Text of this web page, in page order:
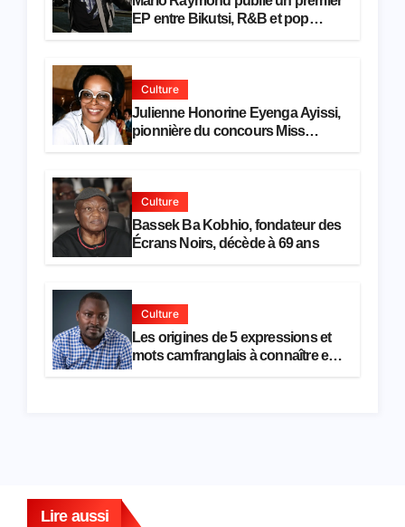
EP entre Bikutsi, R&B et pop
Culture
Julienne Honorine Eyenga Ayissi,
pionnière du concours Miss
Culture
Bassek Ba Kobhio, fondateur des
Écrans Noirs, décède à 69 ans
Culture
Les origines de 5 expressions et
mots camfranglais à connaître en
Lire aussi